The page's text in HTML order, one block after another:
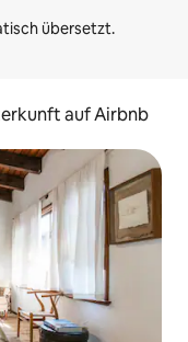
auf Airbnb